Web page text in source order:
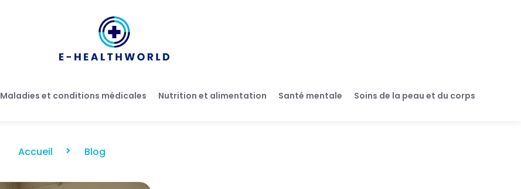
Maladies et conditions médicales Nutrition et alimentation Santé mentale Soins de la peau et du corps
Accueil Blog